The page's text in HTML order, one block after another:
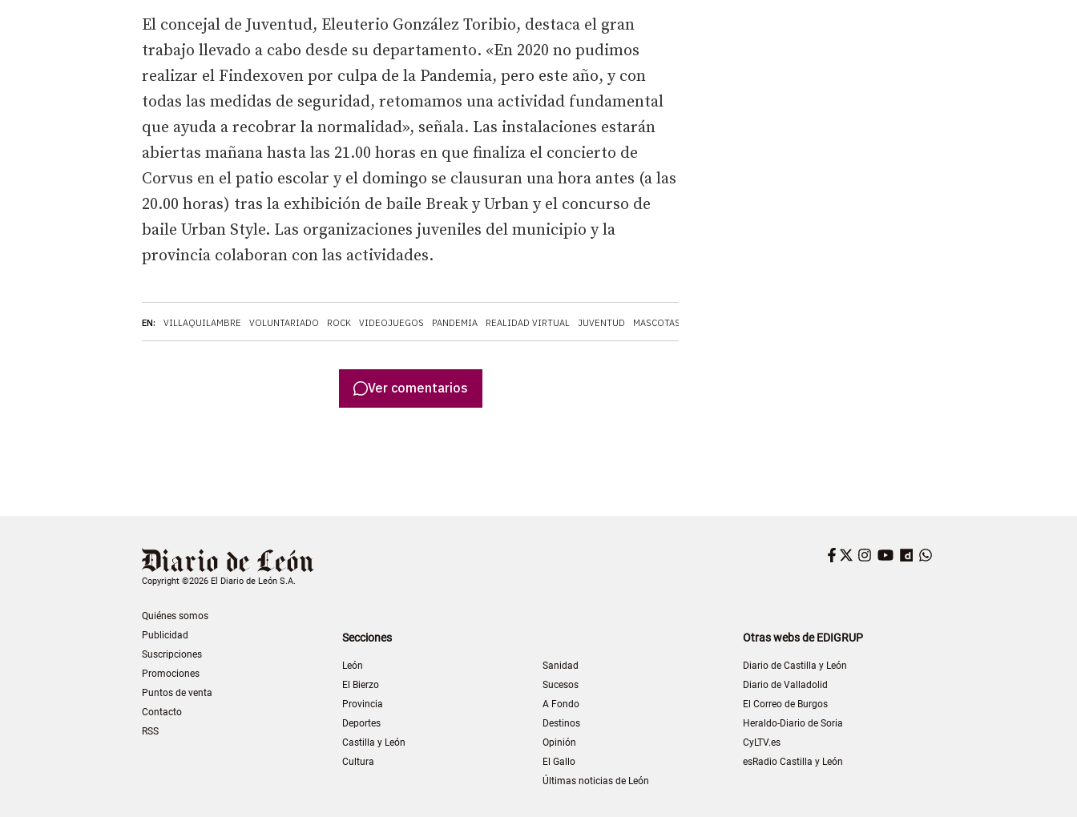
EN: VILLAQUILAMBRE VOLUNTARIADO ROCK VIDEOJUEGOS PANDEMIA REALIDAD VIRTUAL JUVENTUD MASCOTAS
El concejal de Juventud, Eleuterio González Toribio, destaca el gran
trabajo llevado a cabo desde su departamento. «En 2020 no pudimos
realizar el Findexoven por culpa de la Pandemia, pero este año, y con
todas las medidas de seguridad, retomamos una actividad fundamental
que ayuda a recobrar la normalidad», señala. Las instalaciones estarán
abiertas mañana hasta las 21.00 horas en que finaliza el concierto de
Corvus en el patio escolar y el domingo se clausuran una hora antes (a las
20.00 horas) tras la exhibición de baile Break y Urban y el concurso de
baile Urban Style. Las organizaciones juveniles del municipio y la
provincia colaboran con las actividades.
Ver comentarios
Copyright ©2026 El Diario de León S.A.
Quiénes somos
Publicidad
Suscripciones
Promociones
Puntos de venta
Contacto
RSS
Facebook
Twitter
Instagram
YouTube
Dailymotion
Secciones
León
El Bierzo
Provincia
Deportes
Castilla y León
Cultura
Sanidad
Sucesos
A Fondo
Destinos
Opinión
El Gallo
Últimas noticias de León
Otras webs de EDIGRUP
Diario de Castilla y León
Diario de Valladolid
El Correo de Burgos
Heraldo-Diario de Soria
CyLTV.es
esRadio Castilla y León